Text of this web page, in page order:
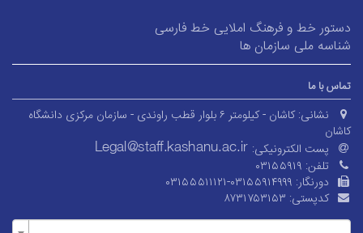
دستور خط و فرهنگ املایی خط فارسی
شناسه ملی سازمان ها
تماس با ما
نشانی:
کاشان - کیلومتر ۶ بلوار قطب راوندی - سازمان مرکزی دانشگاه
کاشان
پست الکترونیکی:
تلفن: ۰۳۱۵۵۹۱۹
دورنگار: ۰۳۱۵۵۵۱۱۱۲۱-۰۳۱۵۵۹۱۴۹۹۹
کدپستی: ۸۷۳۱۷۵۳۱۵۳